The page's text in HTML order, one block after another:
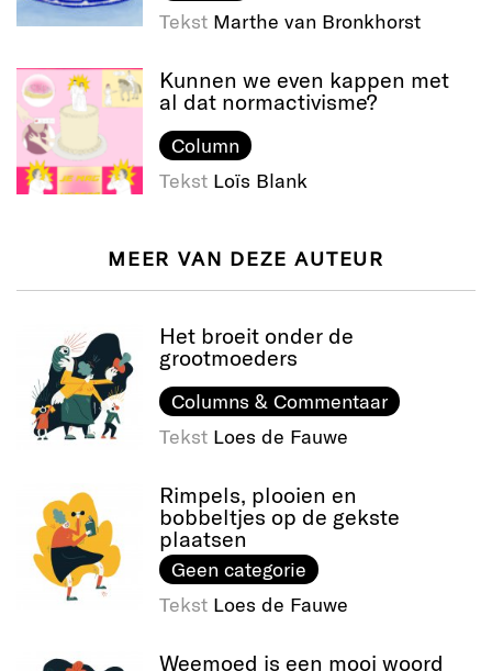
Tekst Marthe van Bronkhorst
Kunnen we even kappen met
al dat normactivisme?
Column
Tekst Loïs Blank
MEER VAN DEZE AUTEUR
Het broeit onder de
grootmoeders
Columns & Commentaar
Tekst Loes de Fauwe
Rimpels, plooien en
bobbeltjes op de gekste
plaatsen
Geen categorie
Tekst Loes de Fauwe
Weemoed is een mooi woord